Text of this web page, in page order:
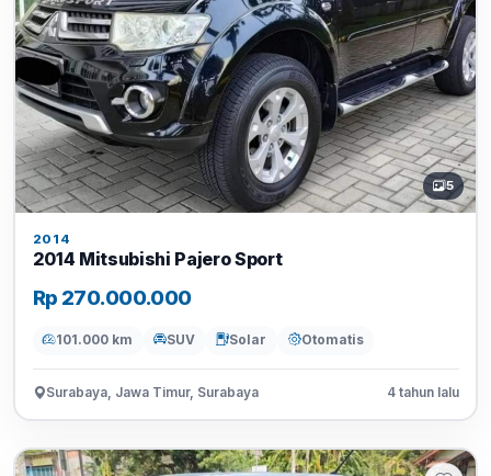
5
2014
2014 Mitsubishi Pajero Sport
Rp 270.000.000
101.000 km SUV Solar Otomatis
Surabaya, Jawa Timur, Surabaya 4 tahun lalu